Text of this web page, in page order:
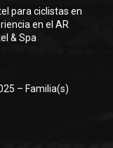
para ciclistas en
en el AR
& Spa
– Familia(s)